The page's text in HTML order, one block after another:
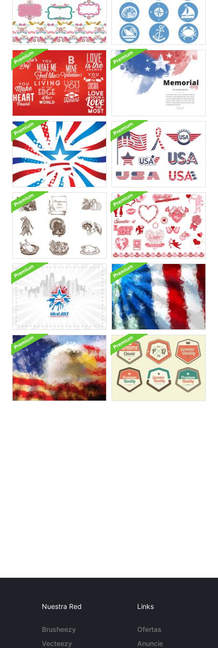
Nuestra Red
Brusheezy
Vecteezy
Links
Ofertas
Anuncie